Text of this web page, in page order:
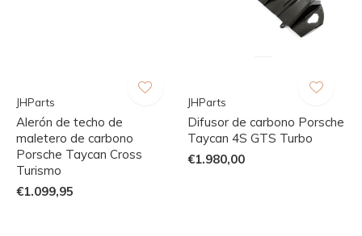
JHParts
Alerón de techo de
maletero de carbono
Porsche Taycan Cross
Turismo
€1.099,95
JHParts
Difusor de carbono Porsche
Taycan 4S GTS Turbo
€1.980,00